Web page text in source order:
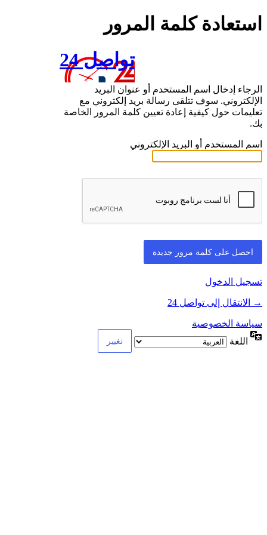
استعادة كلمة المرور
تواصل 24
الرجاء إدخال اسم المستخدم أو عنوان البريد
الإلكتروني. سوف تتلقى رسالة بريد إلكتروني مع
تعليمات حول كيفية إعادة تعيين كلمة المرور الخاصة
بك.
اسم المستخدم أو البريد الإلكتروني
تسجيل الدخول
→ الانتقال إلى تواصل 24
سياسة الخصوصية
اللغة